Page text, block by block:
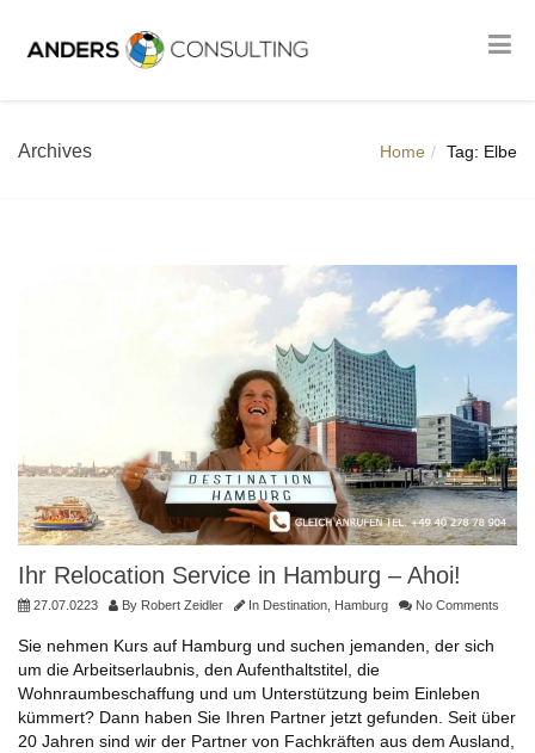
Archives Home Tag: Elbe
Ihr Relocation Service in Hamburg – Ahoi!
27.07.0223 By Robert Zeidler In Destination Hamburg No Comments
Sie nehmen Kurs auf Hamburg und suchen jemanden, der sich
um die Arbeitserlaubnis, den Aufenthaltstitel, die
Wohnraumbeschaffung und um Unterstützung beim Einleben
kümmert? Dann haben Sie Ihren Partner jetzt gefunden. Seit über
20 Jahren sind wir der Partner von Fachkräften aus dem Ausland,